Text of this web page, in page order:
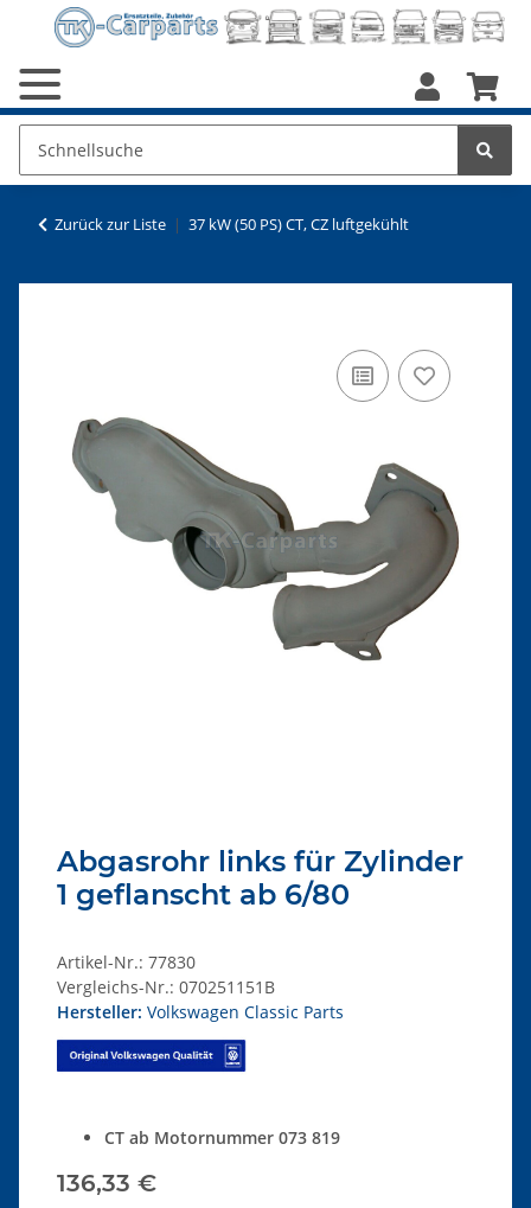
Zurück zur Liste 37 kW (50 PS) CT, CZ luftgekühlt
Abgasrohr links für Zylinder
1 geflanscht ab 6/80
Artikel-Nr.: 77830
Vergleichs-Nr.: 070251151B
Hersteller: Volkswagen Classic Parts
CT ab Motornummer 073 819
136,33 €